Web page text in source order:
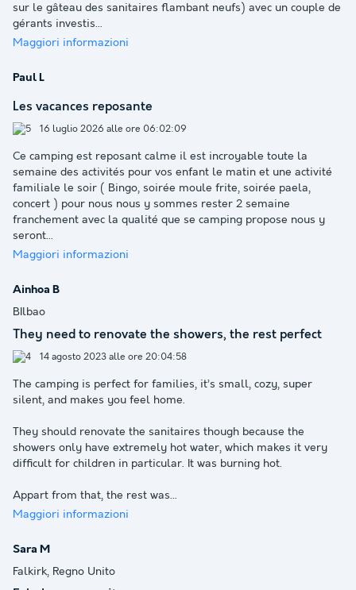
sur le gâteau des sanitaires flambant neufs) avec un couple de
gérants investis...
Maggiori informazioni
Paul L
Les vacances reposante
16 luglio 2026 alle ore 06:02:09
Ce camping est reposant calme il est incroyable toute la
semaine des activités pour vos enfant le matin et une activité
familiale le soir ( Bingo, soirée moule frite, soirée paela,
concert ) pour nous nous y sommes rester 2 semaine
franchement avec la qualité que se camping propose nous y
seront...
Maggiori informazioni
Ainhoa B
BIlbao
They need to renovate the showers, the rest perfect
14 agosto 2023 alle ore 20:04:58
The camping is perfect for families, it’s small, cozy, super
silent, and makes you feel home.
They should renovate the sanitaires though because the
showers only have extremely hot water, which makes it very
difficult for children in particular. It was burning hot.
Appart from that, the rest was...
Maggiori informazioni
Sara M
Falkirk, Regno Unito